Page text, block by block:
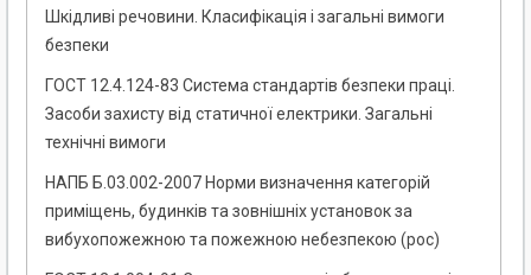
Шкідливі речовини. Класифікація і загальні вимоги
безпеки
ГОСТ 12.4.124-83 Система стандартів безпеки праці.
Засоби захисту від статичної електрики. Загальні
технічні вимоги
НАПБ Б.03.002-2007 Норми визначення категорій
приміщень, будинків та зовнішніх установок за
вибухопожежною та пожежною небезпекою (рос)